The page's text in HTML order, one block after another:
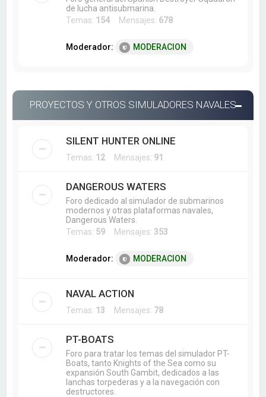
de lucha antisubmarina.
Temas: 154 Mensajes: 678
Moderador: MODERACION
PROYECTOS Y OTROS SIMULADORES NAVALES
SILENT HUNTER ONLINE
Temas: 12Mensajes: 91
DANGEROUS WATERS
Foro dedicado al simulador de submarinos
modernos y otras plataformas navales,
Dangerous Waters.
Temas: 59 Mensajes: 353
Moderador: MODERACION
NAVAL ACTION
Temas: 13 Mensajes: 78
PT-BOATS
Foro para tratar los temas del simulador PT-
Boats, tanto Knights of the Sea como su
expansión South Gambit, dedicados a las
lanchas torpederas y a la navegación con
destructores.